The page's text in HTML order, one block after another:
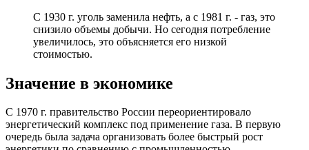
С 1930 г. уголь заменила нефть, а с 1981 г. - газ, это
снизило объемы добычи. Но сегодня потребление
увеличилось, это объясняется его низкой
стоимостью.
Значение в экономике
С 1970 г. правительство России переориентировало
энергетический комплекс под применение газа. В первую
очередь была задача организовать более быстрый рост